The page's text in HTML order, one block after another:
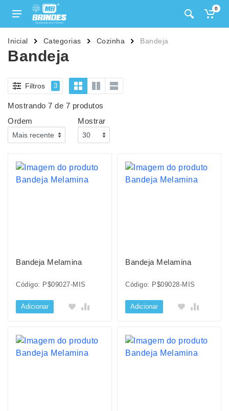
0
Inicial Categorias Cozinha Bandeja
Bandeja
Filtros 3
Mostrando 7 de 7 produtos
Ordem
Mostrar
Bandeja Melamina
Código: P$09027-MIS
Adicionar
Bandeja Melamina
Código: P$09028-MIS
Adicionar